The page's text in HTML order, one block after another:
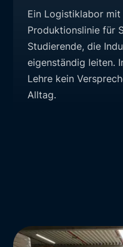
Ein Logistiklabor mit
Produktionslinie für
Studierende, die
eigenständig leiten.
Lehre kein
Alltag.